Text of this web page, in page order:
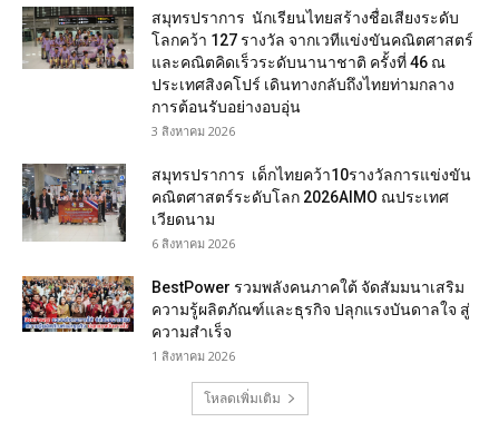
สมุทรปราการ นักเรียนไทยสร้างชื่อเสียงระดับ
โลกคว้า 127 รางวัล จากเวทีแข่งขันคณิตศาสตร์
และคณิตคิดเร็วระดับนานาชาติ ครั้งที่ 46 ณ
ประเทศสิงคโปร์ เดินทางกลับถึงไทยท่ามกลาง
การต้อนรับอย่างอบอุ่น
3 สิงหาคม 2026
สมุทรปราการ เด็กไทยคว้า10รางวัลการแข่งขัน
คณิตศาสตร์ระดับโลก 2026AIMO ณประเทศ
เวียดนาม
6 สิงหาคม 2026
BestPower รวมพลังคนภาคใต้ จัดสัมมนาเสริม
ความรู้ผลิตภัณฑ์และธุรกิจ ปลุกแรงบันดาลใจ สู่
ความสำเร็จ
1 สิงหาคม 2026
โหลดเพิ่มเติม